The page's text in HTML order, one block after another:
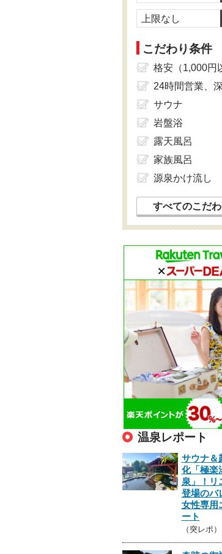
上限なし
こだわり条件
格安（1,000円
24時間営業、
サウナ
岩盤浴
露天風呂
家族風呂
源泉かけ流し
すべてのこだ
温泉レポート
サウナ＆
化「極楽
泉」！リ
登場のバ
女性専用
ート
（突レポ）